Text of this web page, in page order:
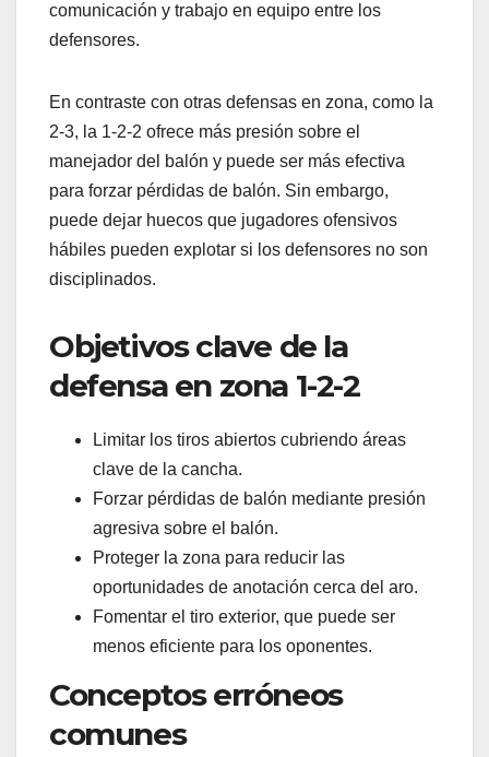
comunicación y trabajo en equipo entre los
defensores.
En contraste con otras defensas en zona, como la
2-3, la 1-2-2 ofrece más presión sobre el
manejador del balón y puede ser más efectiva
para forzar pérdidas de balón. Sin embargo,
puede dejar huecos que jugadores ofensivos
hábiles pueden explotar si los defensores no son
disciplinados.
Objetivos clave de la
defensa en zona 1-2-2
Limitar los tiros abiertos cubriendo áreas
clave de la cancha.
Forzar pérdidas de balón mediante presión
agresiva sobre el balón.
Proteger la zona para reducir las
oportunidades de anotación cerca del aro.
Fomentar el tiro exterior, que puede ser
menos eficiente para los oponentes.
Conceptos erróneos
comunes